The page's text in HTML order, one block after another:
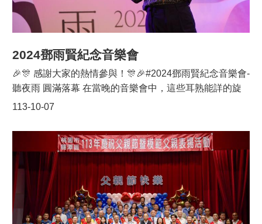
一步推動本地農產品的發展與行銷。」他同時鼓勵民眾多
支持在地農民，積極參與各項農遊體驗，親身感受農業的
價值。三坑在地文化農遊體驗，吸引了眾多親子家庭參
與。在地農民親自教導茭白筍的採摘技巧，讓參與者可以
深入了解茭白筍的生長過程，並親自動手採摘，體驗農村
生活的樂趣。此外，由藍帶私廚丁偉鴻主廚特別設計的茭
白筍創意料理展示，更是讓人驚艷。料理結合法式風味與
三坑當地食材，讓茭白筍展現出全新風貌。桃園市農業局
動，我們更希望藉此促進在地農業與觀光的結合，推動地
方經濟發展。」他並強調，茭白筍節已成為地方的年度盛
事，未來將持續提升活動規模，讓更多民眾體驗到桃園的
農業魅力。「113年三坑水鄉茭遊趣」不僅是一場農業盛
宴，更是結合在地文化、食農教育及遊程體驗的全方位活
動，歡迎全台民眾前來三坑共襄盛舉！
2024鄧雨賢紀念音樂會
113-10-07
🎉🎊 感謝大家的熱情參與！🎊🎉#2024鄧雨賢紀念音樂會-
聽夜雨 圓滿落幕 在當晚的音樂會中，這些耳熟能詳的旋
律，如《雨夜花》與《望春風》，再次回響在現場觀眾心
林大提琴弦樂團、天馬戲創作劇團、采苑混聲合唱團，以
及歌手J.巴萘、潘裕文的精彩演出，將鄧雨賢作品中濃厚
的情感淋漓盡致地呈現，令現場觀眾深受感動。 同時，也
感謝所有蒞臨的長官與貴賓，包括桃園市政府文化局主任
秘書張至敏等，您們的到場支持讓活動更加圓滿！👏👏
👏 這次音樂會，除了向這位「臺灣歌謠之父」致敬，也希
望我們臺灣傳統音樂文化與傳承持續下去，我們明年再